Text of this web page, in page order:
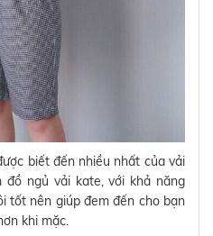
biết đến nhiều nhất của vải
đồ ngủ vải kate, với khả năng
tốt nên giúp đem đến cho bạn
khi mặc.